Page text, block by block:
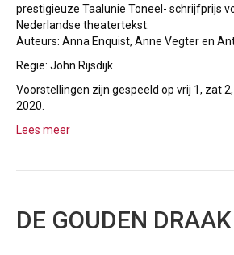
prestigieuze Taalunie Toneel- schrijfprijs
Nederlandse theatertekst.
Auteurs: Anna Enquist, Anne Vegter en
Regie: John Rijsdijk
Voorstellingen zijn gespeeld op vrij 1, zat
2020.
Lees meer
DE GOUDEN DRAAK